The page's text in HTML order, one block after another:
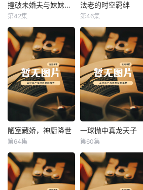
撞破未婚夫与妹妹打野战 撞破未婚夫与妹妹打野战
第42集
法老的时空羁绊
法老的时空羁绊
第46集
陋室藏娇，神厨降世
陋室藏娇，神厨降世
第64集
一球抛中真龙天子
一球抛中真龙天子
第60集